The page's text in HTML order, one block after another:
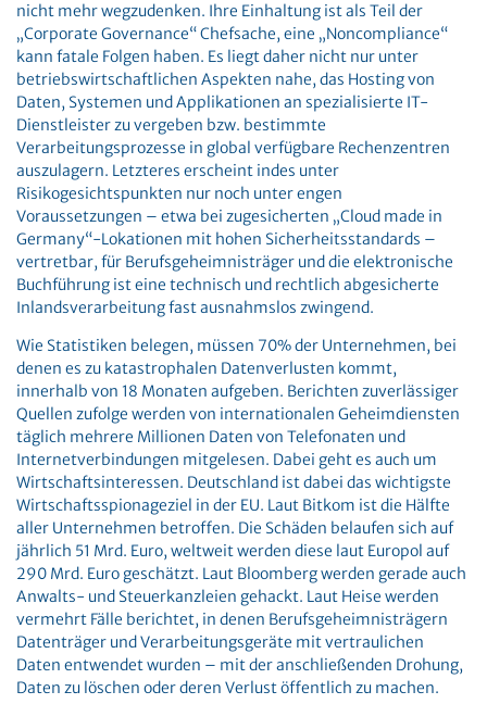
nicht mehr wegzudenken. Ihre Einhaltung ist als Teil der
„Corporate Governance“ Chefsache, eine „Noncompliance“
kann fatale Folgen haben. Es liegt daher nicht nur unter
betriebswirtschaftlichen Aspekten nahe, das Hosting von
Daten, Systemen und Applikationen an spezialisierte IT-
Dienstleister zu vergeben bzw. bestimmte
Verarbeitungsprozesse in global verfügbare Rechenzentren
auszulagern. Letzteres erscheint indes unter
Risikogesichtspunkten nur noch unter engen
Voraussetzungen – etwa bei zugesicherten „Cloud made in
Germany“-Lokationen mit hohen Sicherheitsstandards –
vertretbar, für Berufsgeheimnisträger und die elektronische
Buchführung ist eine technisch und rechtlich abgesicherte
Inlandsverarbeitung fast ausnahmslos zwingend.
Wie Statistiken belegen, müssen 70% der Unternehmen, bei
denen es zu katastrophalen Datenverlusten kommt,
innerhalb von 18 Monaten aufgeben. Berichten zuverlässiger
Quellen zufolge werden von internationalen Geheimdiensten
täglich mehrere Millionen Daten von Telefonaten und
Internetverbindungen mitgelesen. Dabei geht es auch um
Wirtschaftsinteressen. Deutschland ist dabei das wichtigste
Wirtschaftsspionageziel in der EU. Laut Bitkom ist die Hälfte
aller Unternehmen betroffen. Die Schäden belaufen sich auf
jährlich 51 Mrd. Euro, weltweit werden diese laut Europol auf
290 Mrd. Euro geschätzt. Laut Bloomberg werden gerade auch
Anwalts- und Steuerkanzleien gehackt. Laut Heise werden
vermehrt Fälle berichtet, in denen Berufsgeheimnisträgern
Datenträger und Verarbeitungsgeräte mit vertraulichen
Daten entwendet wurden – mit der anschließenden Drohung,
Daten zu löschen oder deren Verlust öffentlich zu machen.